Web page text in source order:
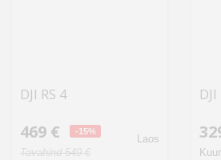
DJI RS 4
469 € -15%
Tavahind 549 €
Laos